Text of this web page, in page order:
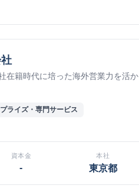
在籍時代に培った海外営業力を活か
ライズ・専門サービス
資本金
-
本社
東京都